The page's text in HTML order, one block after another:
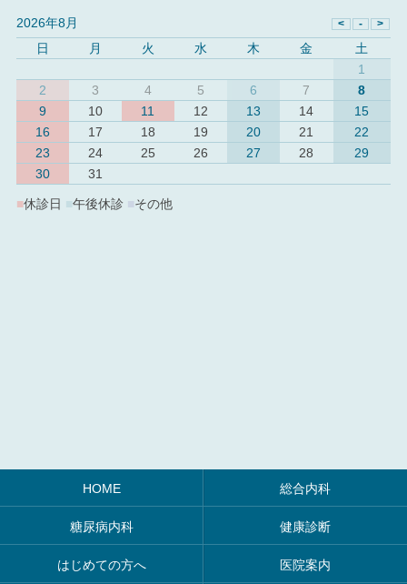
2026年8月
日
月 火 水 木 金
土
1
2
3 4 5 6 7
8
9
10 11 12 13 14
15
16
17 18 19 20 21
22
23
24 25 26 27 28
29
30
31
■休診日 ■午後休診 その他
HOME 総合内科
糖尿病内科 健康診断
はじめての方へ 医院案内